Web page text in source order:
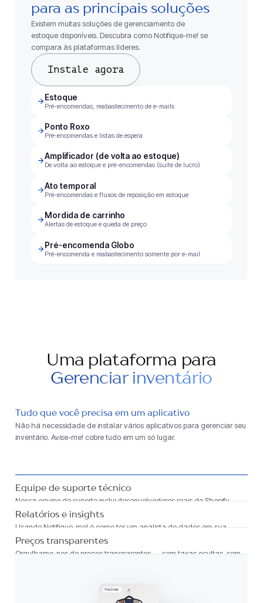
para as principais soluções
Existem muitas soluções de gerenciamento de
estoque disponíveis. Descubra como Notifique-me! se
compara às plataformas líderes.
Instale agora
Estoque
Pré-encomendas, reabastecimento de e-mails
Ponto Roxo
Pré-encomendas e listas de espera
Amplificador (de volta ao estoque)
De volta ao estoque e pré-encomendas (suíte de lucro)
Ato temporal
Pré-encomendas e fluxos de reposição em estoque
Mordida de carrinho
Alertas de estoque e queda de preço
Pré-encomenda Globo
Pré-encomenda e reabastecimento somente por e-mail
Uma plataforma para
Gerenciar inventário
Tudo que você precisa em um aplicativo
Não há necessidade de instalar vários aplicativos para gerenciar seu
inventário. Avise-me! cobre tudo em um só lugar.
Equipe de suporte técnico
Nossa equipe de suporte inclui desenvolvedores reais do Shopify
trabalhando no seu caso – você está em mãos de especialistas.
Relatórios e insights
Usando Notifique-me! é como ter um analista de dados em sua
equipe — com insights e relatórios valiosos integrados.
Preços transparentes
Orgulhamo-nos de preços transparentes — sem taxas ocultas, sem